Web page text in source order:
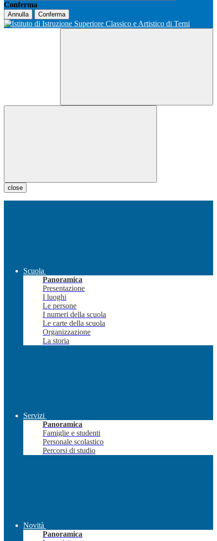
Conferma
Annulla Conferma
close
Scuola
Panoramica
Presentazione
I luoghi
Le persone
I numeri della scuola
Le carte della scuola
Organizzazione
La storia
Servizi
Panoramica
Famiglie e studenti
Personale scolastico
Percorsi di studio
Novità
Panoramica